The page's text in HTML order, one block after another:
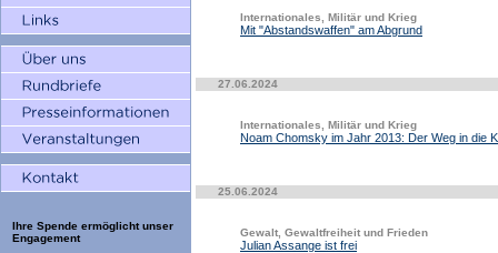
Ihre Spende ermöglicht unser
Engagement
Internationales, Militär und Krieg
Mit "Abstandswaffen" am Abgrund
27.06.2024
Internationales, Militär und Krieg
Noam Chomsky im Jahr 2013: Der Weg in die
25.06.2024
Gewalt, Gewaltfreiheit und Frieden
Julian Assange ist frei